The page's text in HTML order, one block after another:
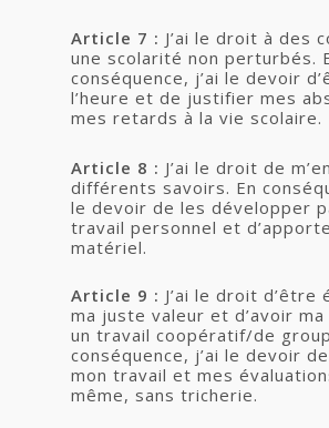
Article 7 : J’ai le droit à des
une scolarité non perturbés.
conséquence, j’ai le devoir
l’heure et de justifier mes
mes retards à la vie scolaire.
Article 8 : J’ai le droit de
différents savoirs. En
le devoir de les développer
travail personnel et
matériel.
Article 9 : J’ai le droit d’être
ma juste valeur et d’avoir ma
un travail coopératif/de
conséquence, j’ai le devoir
mon travail et mes
même, sans tricherie.